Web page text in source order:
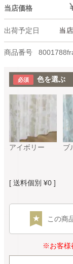
当店価格
出荷予定日
商品番号
色を選ぶ
アイボリー ブ
送料個別 ¥0
この商
※お客様